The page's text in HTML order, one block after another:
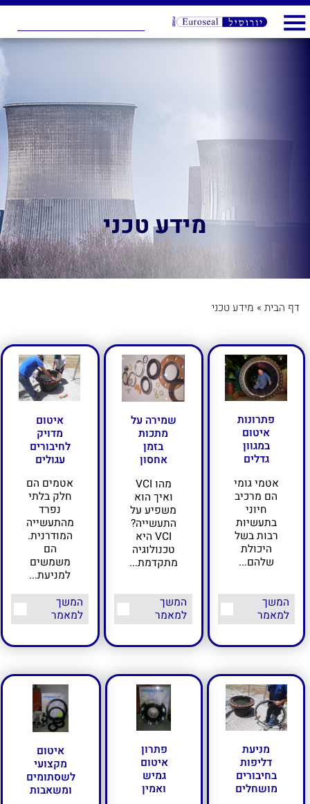
מידע טכני
דף הבית » מידע טכני
פתרונות
איטום
במגוון
גדלים
אטמי גומי
הם מרכיב
חיוני
בתעשיות
רבות בשל
היכולת
שלהם...
המשך
למאמר
שמירה על
מתכות
בזמן
אחסון
מהו VCI
ואיך הוא
משפיע על
התעשייה?
VCI היא
טכנולוגיה
מתקדמת...
המשך
למאמר
איטום
מדויק
לחיבורים
עגולים
אטמים הם
חלק בלתי
נפרד
מהתעשייה
המודרנית.
הם
משמשים
למניעת...
המשך
למאמר
מניעת
דליפות
בחיבורים
מושחלים
פתרון
איטום
גמיש
ואמין
איטום
מקצועי
לשסתומים
ומשאבות